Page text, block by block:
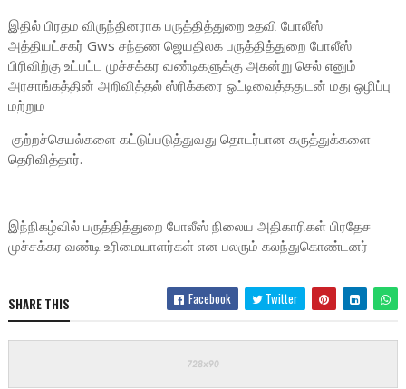
இதில் பிரதம விருந்தினராக பருத்தித்துறை உதவி போலீஸ்
அத்தியட்சகர் Gws சந்தண ஜெயதிலக பருத்தித்துறை போலீஸ்
பிரிவிற்கு உட்பட்ட முச்சக்கர வண்டிகளுக்கு அகன்று செல் எனும்
அரசாங்கத்தின் அறிவித்தல் ஸ்ரிக்கரை ஒட்டிவைத்ததுடன் மது ஒழிப்பு
மற்றும
குற்றச்செயல்களை கட்டுப்படுத்துவது தொடர்பான கருத்துக்களை
தெரிவித்தார்.
இந்நிகழ்வில் பருத்தித்துறை போலீஸ் நிலைய அதிகாரிகள் பிரதேச
முச்சக்கர வண்டி உரிமையாளர்கள் என பலரும் கலந்துகொண்டனர்
SHARE THIS Facebook Twitter